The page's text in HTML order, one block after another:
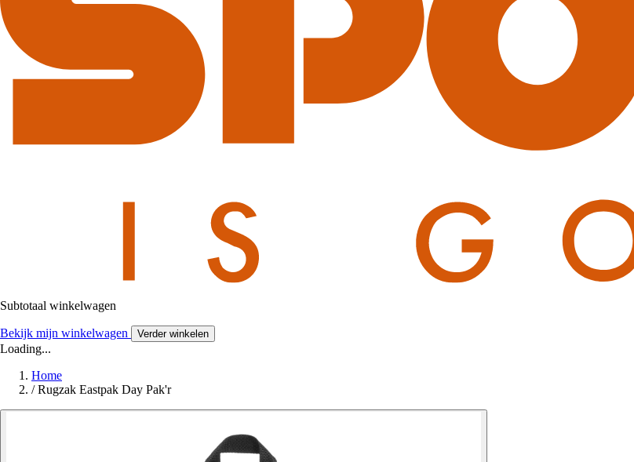
Subtotaal winkelwagen
Bekijk mijn winkelwagen Verder winkelen
Loading...
Home
/ Rugzak Eastpak Day Pak'r